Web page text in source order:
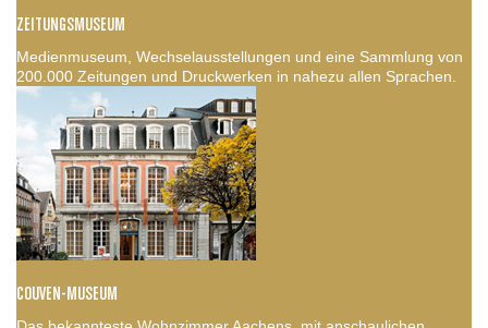
ZEITUNGSMUSEUM
Medienmuseum, Wechselausstellungen und eine Sammlung von
200.000 Zeitungen und Druckwerken in nahezu allen Sprachen.
COUVEN-MUSEUM